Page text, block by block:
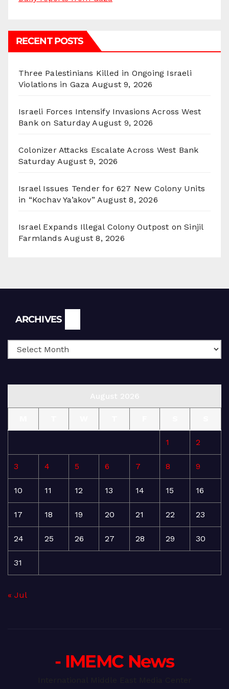
RECENT POSTS
Three Palestinians Killed in Ongoing Israeli
Violations in Gaza August 9, 2026
Israeli Forces Intensify Invasions Across West
Bank on Saturday August 9, 2026
Colonizer Attacks Escalate Across West Bank
Saturday August 9, 2026
Israel Issues Tender for 627 New Colony Units
in “Kochav Ya’akov” August 8, 2026
Israel Expands Illegal Colony Outpost on Sinjil
Farmlands August 8, 2026
ARCHIVES
1 2
3 4 5 6 7 8 9
10 11 12 13 14 15 16
17 18 19 20 21 22 23
24 25 26 27 28 29 30
31
« Jul
- IMEMC News